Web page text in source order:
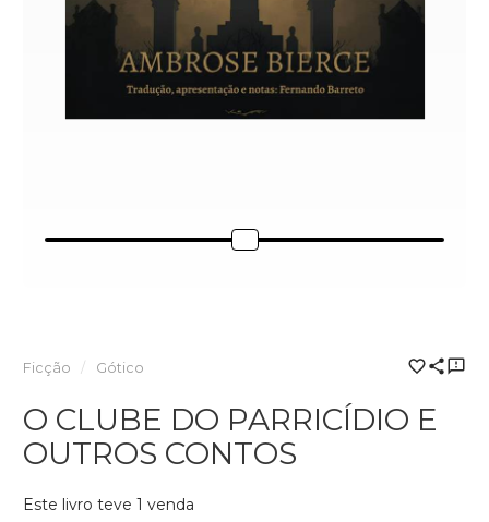
Ficção Gótico
O CLUBE DO PARRICÍDIO E
OUTROS CONTOS
Este livro teve 1 venda